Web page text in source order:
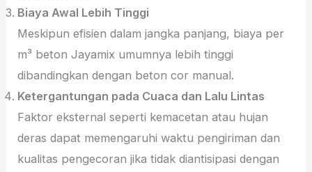
Biaya Awal Lebih Tinggi
Meskipun efisien dalam jangka panjang, biaya per
m³ beton Jayamix umumnya lebih tinggi
dibandingkan dengan beton cor manual.
Ketergantungan pada Cuaca dan Lalu Lintas
Faktor eksternal seperti kemacetan atau hujan
deras dapat memengaruhi waktu pengiriman dan
kualitas pengecoran jika tidak diantisipasi dengan